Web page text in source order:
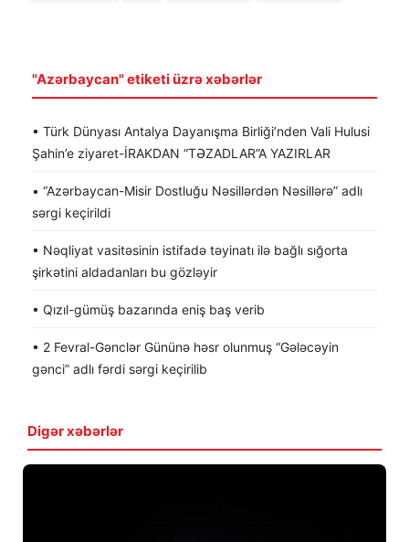
"Azərbaycan" etiketi üzrə xəbərlər
• Türk Dünyası Antalya Dayanışma Birliği’nden Vali Hulusi
Şahin’e ziyaret-İRAKDAN “TƏZADLAR”A YAZIRLAR
• “Azərbaycan-Misir Dostluğu Nəsillərdən Nəsillərə” adlı
sərgi keçirildi
• Nəqliyat vasitəsinin istifadə təyinatı ilə bağlı sığorta
şirkətini aldadanları bu gözləyir
• Qızıl-gümüş bazarında eniş baş verib
• 2 Fevral-Gənclər Gününə həsr olunmuş “Gələcəyin
gənci” adlı fərdi sərgi keçirilib
Digər xəbərlər